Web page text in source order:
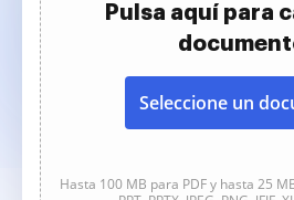
Pulsa aquí para
Seleccione un
Hasta 100 MB para PDF y hasta 25